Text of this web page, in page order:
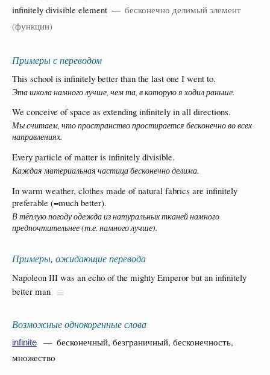
infinitely divisible element — бесконечно делимый элемент
(функции)
Примеры с переводом
This school is infinitely better than the last one I went to.
Эта школа намного лучше, чем та, в которую я ходил раньше.
We conceive of space as extending infinitely in all directions.
Мы считаем, что пространство простирается бесконечно во всех
направлениях.
Every particle of matter is infinitely divisible.
Каждая материальная частица бесконечно делима.
In warm weather, clothes made of natural fabrics are infinitely
preferable (=much better).
В тёплую погоду одежда из натуральных тканей намного
предпочтительнее (т.е. намного лучше).
Примеры, ожидающие перевода
Napoleon III was an echo of the mighty Emperor but an infinitely
better man
Возможные однокоренные слова
infinite
— бесконечный, безграничный, бесконечность,
множество